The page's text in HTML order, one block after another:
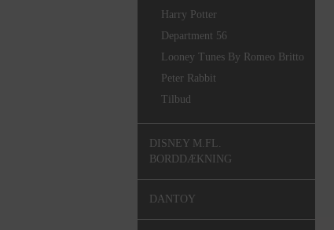
Harry Potter
Department 56
Looney Tunes By Romeo Britto
Peter Rabbit
Tilbud
DISNEY M.FL.
BORDDÆKNING
DANTOY